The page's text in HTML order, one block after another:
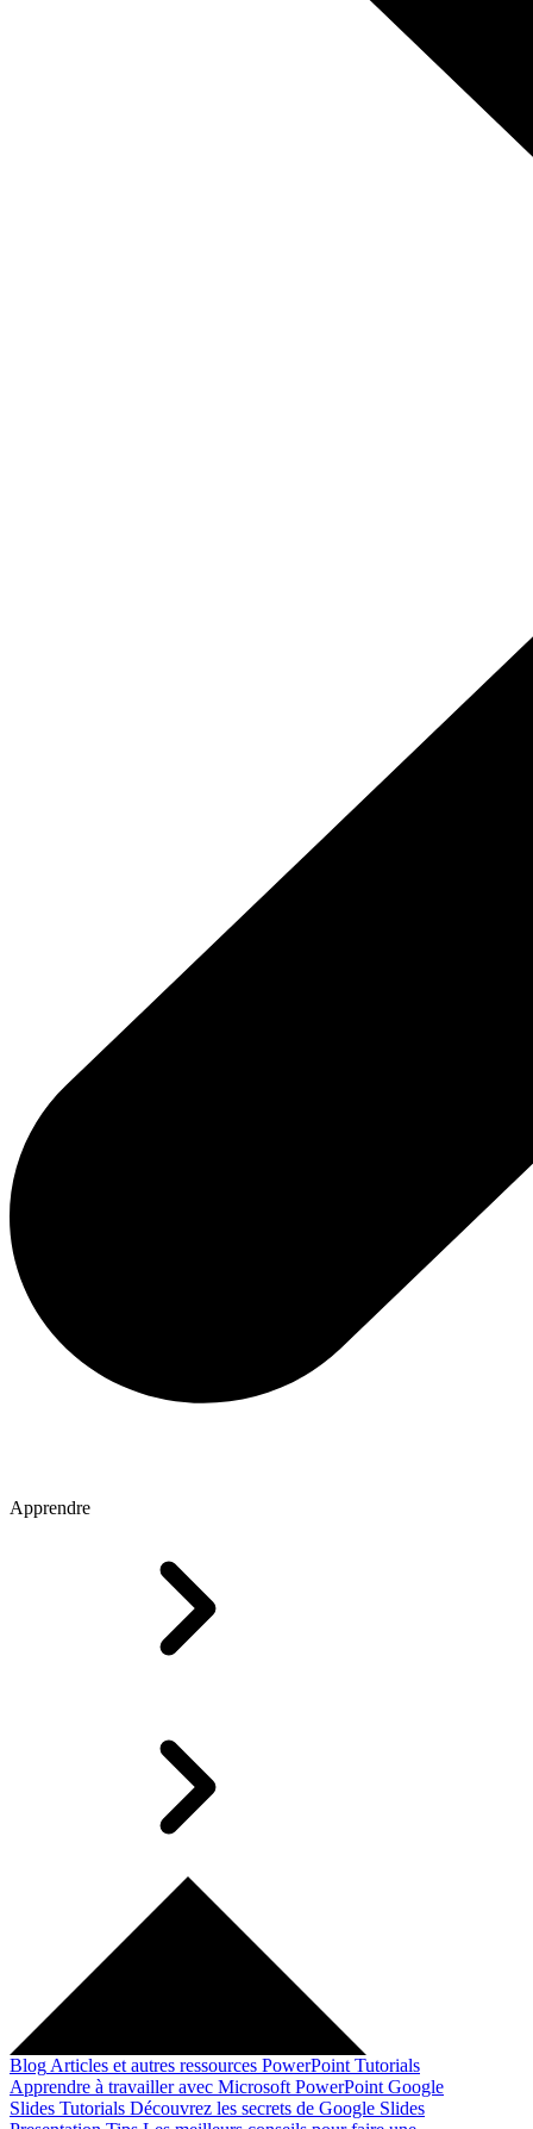
Apprendre
Blog Articles et autres ressources PowerPoint Tutorials
Apprendre à travailler avec Microsoft PowerPoint Google
Slides Tutorials Découvrez les secrets de Google Slides